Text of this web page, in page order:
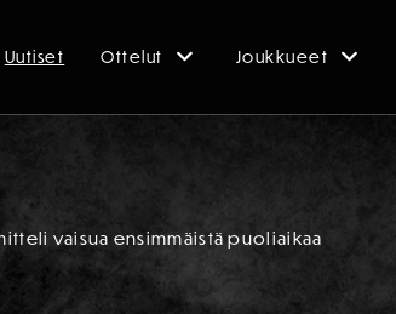
Uutiset Ottelut Joukkueet
vaisua ensimmäistä puoliaikaa